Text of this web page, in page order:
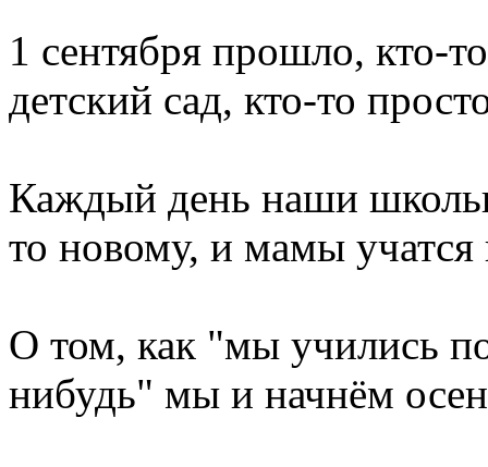
1 сентября прошло, кто-
детский сад, кто-то
Каждый день наши
то новому, и мамы
О том, как "мы учились
нибудь" мы и начнём